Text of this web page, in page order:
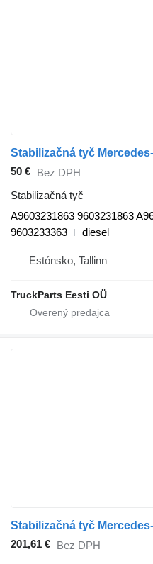
50 € Bez DPH
Stabilizačná tyč
A9603231863 9603231863
9603233363
diesel
Estónsko, Tallinn
TruckParts Eesti OÜ
201,61 € Bez DPH